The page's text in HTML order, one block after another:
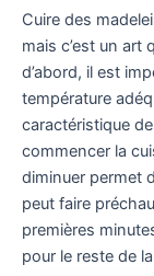
Cuire des
mais c’est un art
d’abord, il est
température
caractéristique
commencer la
diminuer permet
peut faire
premières
pour le reste de